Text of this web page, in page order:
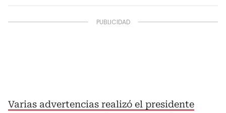
Varias advertencias realizó el presidente